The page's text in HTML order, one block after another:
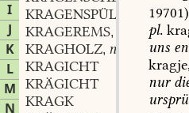
I
J
K
L
M
N
KRAGENSPÜLERLE,n.
KRAGEREMS,
KRAGHOLZ, n.
KRAGICHT
KRÄGICHT
KRAGK
pl.
uns
nur